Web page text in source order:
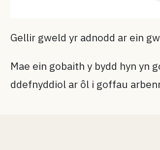
Gellir gweld yr adnodd ar ein
Mae ein gobaith y bydd hyn yn
ddefnyddiol ar ôl i goffau